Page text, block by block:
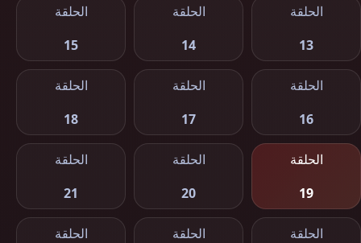
الحلقة
13
الحلقة
14
الحلقة
15
الحلقة
16
الحلقة
17
الحلقة
18
الحلقة
19
الحلقة
20
الحلقة
21
الحلقة
الحلقة
الحلقة